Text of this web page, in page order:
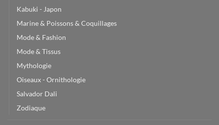
Kabuki - Japon
Marine & Poissons & Coquillages
Mode & Fashion
Mode & Tissus
Mythologie
Oiseaux - Ornithologie
Salvador Dali
Zodiaque